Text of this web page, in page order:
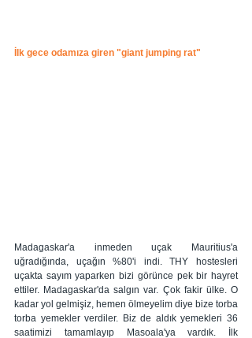
İlk gece odamıza giren "giant jumping rat"
Madagaskar'a inmeden uçak Mauritius'a
uğradığında, uçağın %80'i indi. THY hostesleri
uçakta sayım yaparken bizi görünce pek bir hayret
ettiler. Madagaskar'da salgın var. Çok fakir ülke. O
kadar yol gelmişiz, hemen ölmeyelim diye bize torba
torba yemekler verdiler. Biz de aldık yemekleri 36
saatimizi tamamlayıp Masoala'ya vardık. İlk